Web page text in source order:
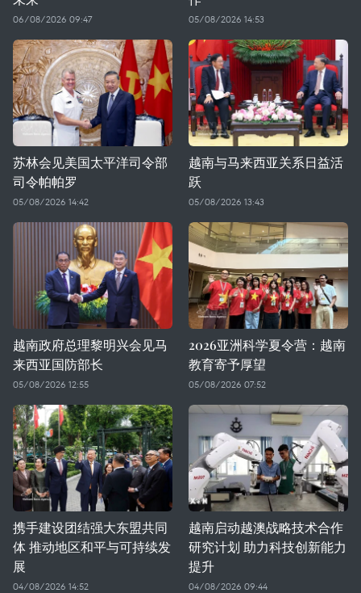
06/08/2026 09:47 05/08/2026 14:53
苏林会见美国太平洋司令部
司令帕帕罗
05/08/2026 14:42
越南与马来西亚关系日益活
跃
05/08/2026 13:43
越南政府总理黎明兴会见马
来西亚国防部长
05/08/2026 12:55
2026亚洲科学夏令营：越南
教育寄予厚望
05/08/2026 07:52
携手建设团结强大东盟共同
体 推动地区和平与可持续发
展
04/08/2026 14:52
越南启动越澳战略技术合作
研究计划 助力科技创新能力
提升
04/08/2026 09:44